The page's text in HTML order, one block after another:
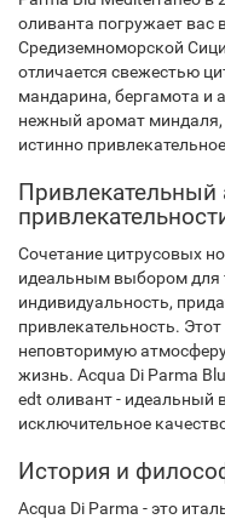
оливанта погружает вас
Средиземноморской
отличается свежестью
мандарина, бергамота и
нежный аромат миндаля,
истинно
Привлекательный
Сочетание цитрусовых
идеальным выбором для
индивидуальность,
привлекательность.
неповторимую
жизнь. Acqua Di Parma
edt оливант - идеальный
исключительное
История и
Acqua Di Parma - это